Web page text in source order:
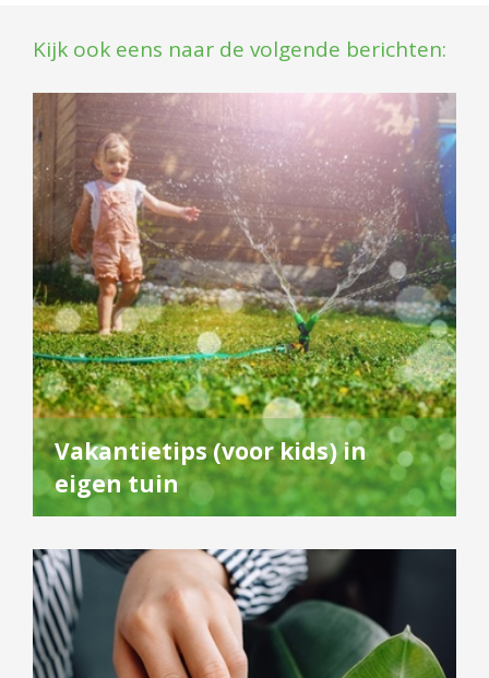
Kijk ook eens naar de volgende berichten:
Vakantietips (voor kids) in
eigen tuin